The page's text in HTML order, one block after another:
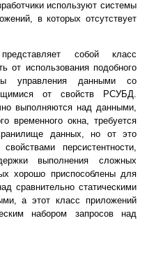
используют системы
в которых отсутствует
собой класс
от использования подобного
управления данными со
от свойств РСУБД.
выполняются над данными,
временного окна, требуется
данных, но от это
персистентности,
выполнения сложных
хорошо приспособлены для
сравнительно статическими
а этот класс приложений
набором запросов над